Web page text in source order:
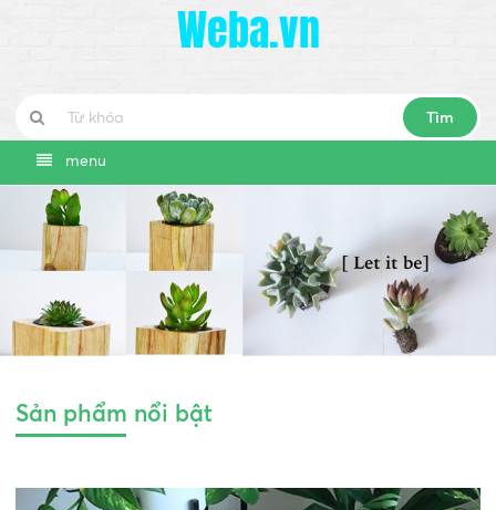
Weba.vn
Tìm
menu
Sản phẩm nổi bật